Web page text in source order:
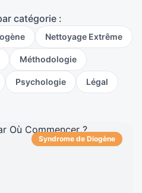
catégorie :
Nettoyage Extrême
Méthodologie
Psychologie Légal
Syndrome de Diogène